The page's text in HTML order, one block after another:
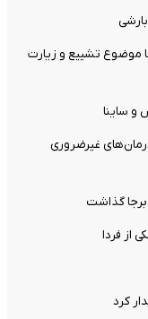
موضوع تشییع و زیارت
غیرضروری
از فردا
کرد